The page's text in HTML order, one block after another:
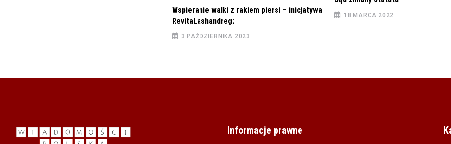
Wspieranie walki z rakiem piersi – inicjatywa
RevitaLashandreg;
3 PAŹDZIERNIKA 2023
18 MARCA 2022
Informacje prawne